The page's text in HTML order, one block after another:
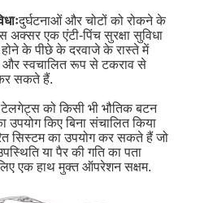
दुर्घटनाओं और चोटों को रोकने के
अक्सर एक एंटी-पिंच सुरक्षा सुविधा
के पीछे के दरवाजे के रास्ते में
और स्वचालित रूप से टकराव से
सकते हैं.
टेलगेट्स को किसी भी भौतिक बटन
उपयोग किए बिना संचालित किया
सिस्टम का उपयोग कर सकते हैं जो
या पैर की गति का पता
एक हाथ मुक्त ऑपरेशन सक्षम.